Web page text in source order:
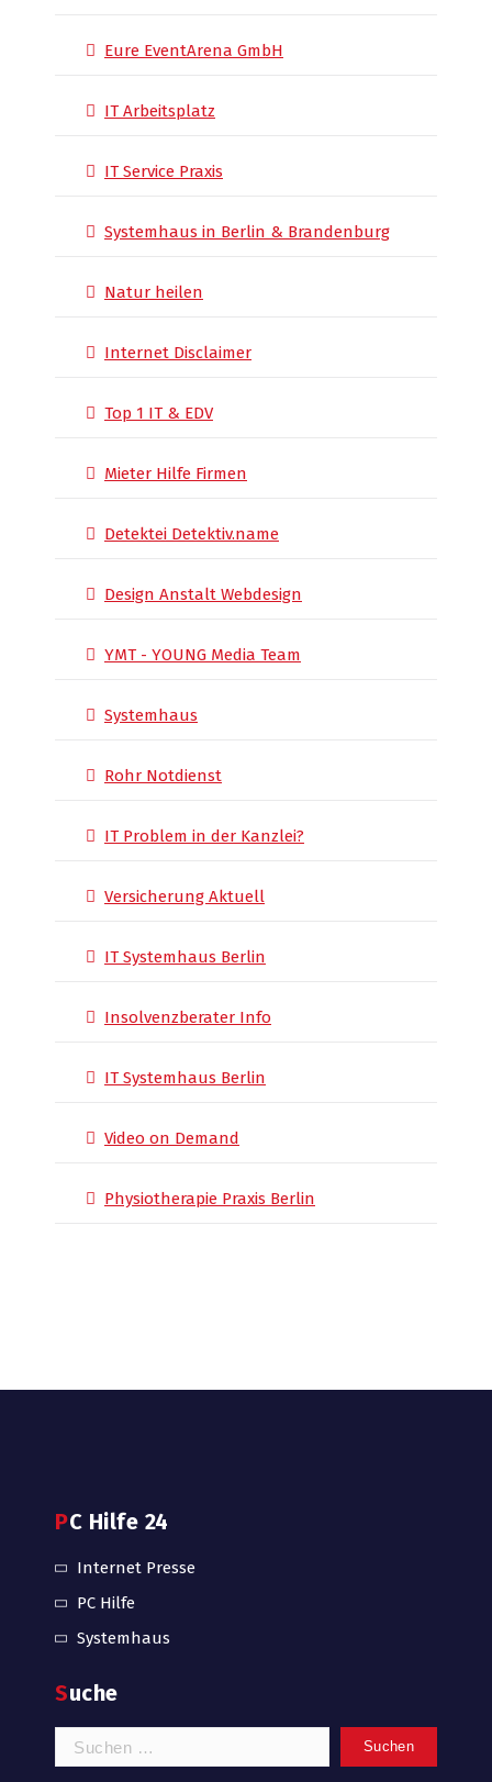
Eure EventArena GmbH
IT Arbeitsplatz
IT Service Praxis
Systemhaus in Berlin & Brandenburg
Natur heilen
Internet Disclaimer
Top 1 IT & EDV
Mieter Hilfe Firmen
Detektei Detektiv.name
Design Anstalt Webdesign
YMT - YOUNG Media Team
Systemhaus
Rohr Notdienst
IT Problem in der Kanzlei?
Versicherung Aktuell
IT Systemhaus Berlin
Insolvenzberater Info
IT Systemhaus Berlin
Video on Demand
Physiotherapie Praxis Berlin
PC Hilfe 24
Internet Presse
PC Hilfe
Systemhaus
Suche
Suchen
nach: